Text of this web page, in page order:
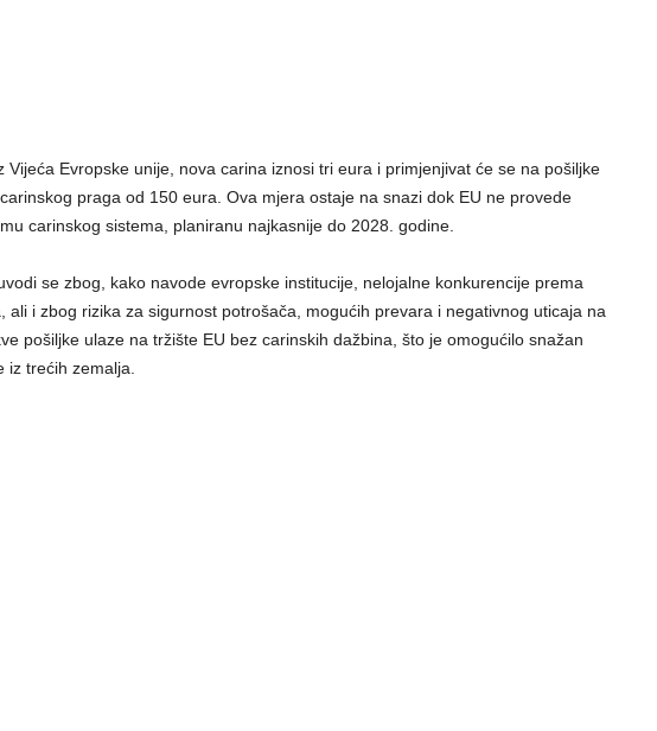
Vijeća Evropske unije, nova carina iznosi tri eura i primjenjivat će se na pošiljke
praga od 150 eura. Ova mjera ostaje na snazi dok EU ne provede
carinskog sistema, planiranu najkasnije do 2028. godine.
se zbog, kako navode evropske institucije, nelojalne konkurencije prema
ali i zbog rizika za sigurnost potrošača, mogućih prevara i negativnog uticaja na
pošiljke ulaze na tržište EU bez carinskih dažbina, što je omogućilo snažan
iz trećih zemalja.